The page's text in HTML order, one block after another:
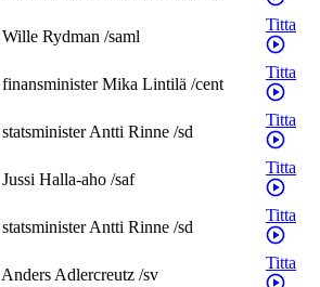
Wille Rydman /saml
Titta
finansminister Mika Lintilä /cent
Titta
statsministerAntti Rinne /sd
Titta
Jussi Halla-aho /saf
Titta
statsministerAntti Rinne /sd
Titta
AndersAdlercreutz /sv
Titta